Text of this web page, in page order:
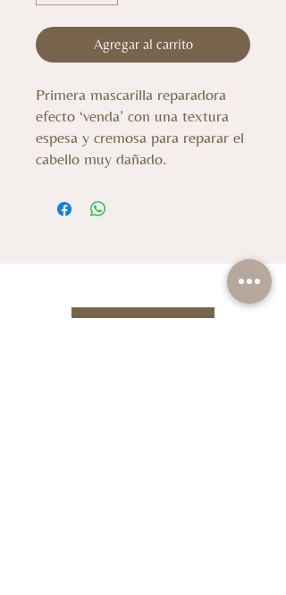
Agregar al carrito
Primera mascarilla reparadora
efecto ‘venda’ con una textura
espesa y cremosa para reparar el
cabello muy dañado.